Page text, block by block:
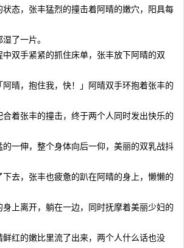
态，张丰猛烈的撞击着阿晴的嫩穴，阳具每
了一片。
手紧紧的抓住床单，张丰放下阿晴的双
阿晴，抱住我，快！」阿晴双手环抱着张丰的
着张丰的撞击，终于两个人同时发出快乐的
伸，整个身体向后一仰，美丽的双乳战抖
去，张丰也疲惫的趴在阿晴的身上，懒懒的
上离开，躺在一边，同时抚摩着美丽少妇的
红的嫩比里流了出来，两个人什么话也没